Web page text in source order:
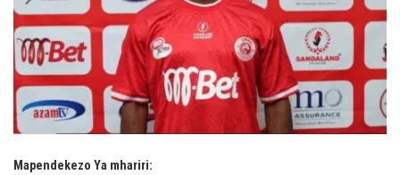
Mapendekezo Ya mhariri: